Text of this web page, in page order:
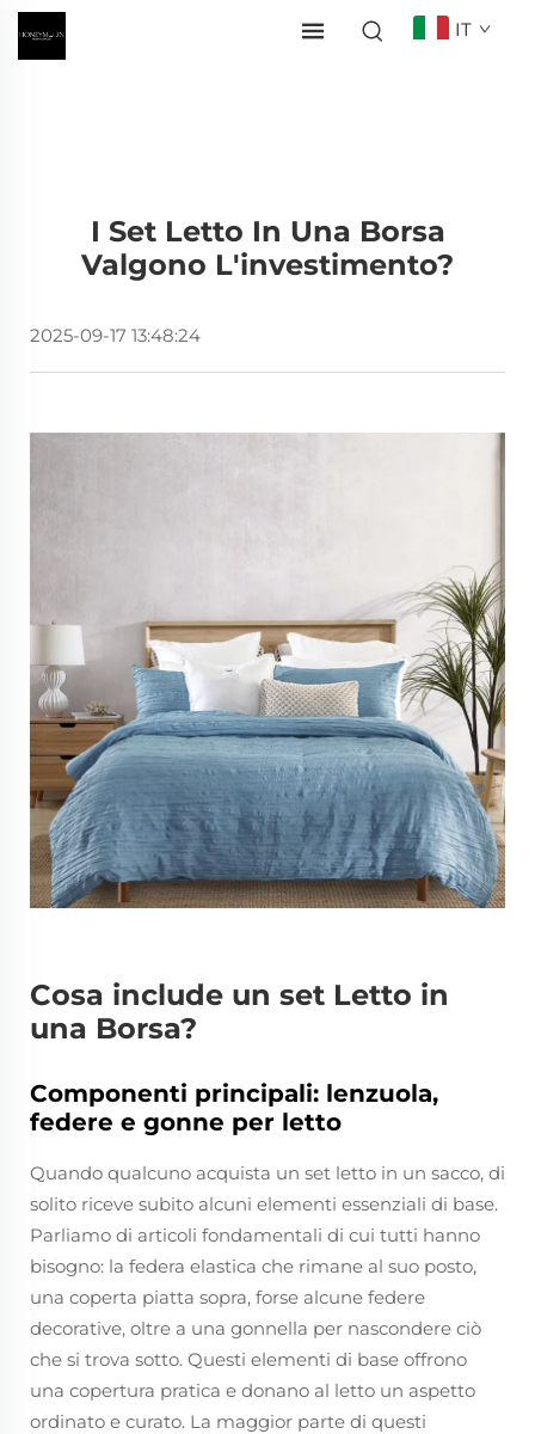
IT
I Set Letto In Una Borsa
Valgono L'investimento?
2025-09-17 13:48:24
Cosa include un set Letto in
una Borsa?
Componenti principali: lenzuola,
federe e gonne per letto
Quando qualcuno acquista un set letto in un sacco, di
solito riceve subito alcuni elementi essenziali di base.
Parliamo di articoli fondamentali di cui tutti hanno
bisogno: la federa elastica che rimane al suo posto,
una coperta piatta sopra, forse alcune federe
decorative, oltre a una gonnella per nascondere ciò
che si trova sotto. Questi elementi di base offrono
una copertura pratica e donano al letto un aspetto
ordinato e curato. La maggior parte di questi